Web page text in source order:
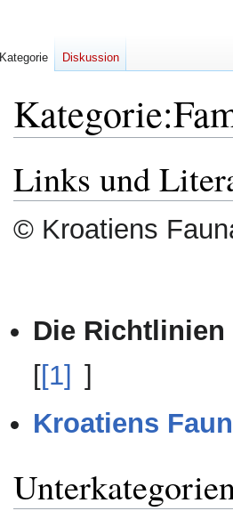
Kategorie:
Navigation
springen
Suche
springen
Links und
© Kroatiens
Die
[[1] ]
Kroatiens
Kategorie Diskussion